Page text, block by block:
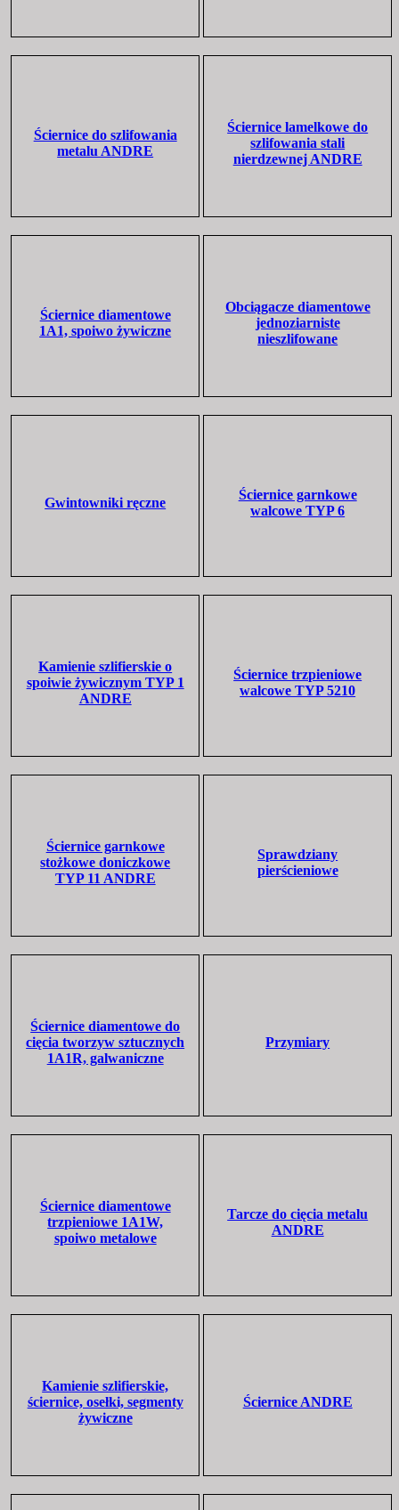
Ściernice do szlifowania
metalu ANDRE
Ściernice lamelkowe do
szlifowania stali
nierdzewnej ANDRE
Ściernice diamentowe
1A1, spoiwo żywiczne
Obciągacze diamentowe
jednoziarniste
nieszlifowane
Gwintowniki ręczne
Ściernice garnkowe
walcowe TYP 6
Kamienie szlifierskie o
spoiwie żywicznym TYP 1
ANDRE
Ściernice trzpieniowe
walcowe TYP 5210
Ściernice garnkowe
stożkowe doniczkowe
TYP 11 ANDRE
Sprawdziany
pierścieniowe
Ściernice diamentowe do
cięcia tworzyw sztucznych
1A1R, galwaniczne
Przymiary
Ściernice diamentowe
trzpieniowe 1A1W,
spoiwo metalowe
Tarcze do cięcia metalu
ANDRE
Kamienie szlifierskie,
ściernice, osełki, segmenty
żywiczne
Ściernice ANDRE